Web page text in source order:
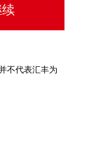
不代表汇丰为